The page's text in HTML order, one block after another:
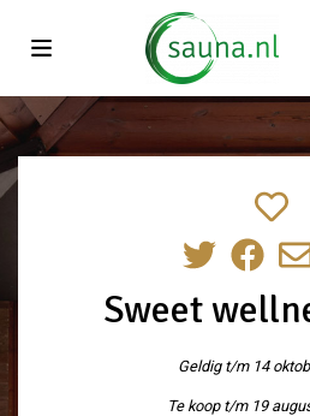
Vind de beste
Sweet
Geldig t/m 14
Te koop t/m 19